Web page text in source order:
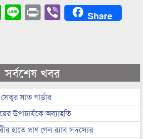
WhatsApp
LinePrintViberShare
সর্বশেষ খবর
সাত গার্ডার
উপাচার্যকে অব্যাহতি
হাতে প্রাণ গেল র‌্যাব সদস্যের